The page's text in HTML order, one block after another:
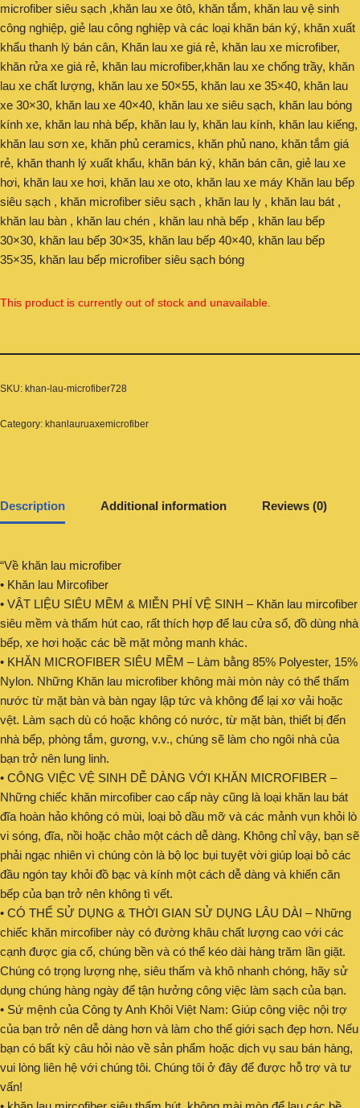
microfiber siêu sạch ,khăn lau xe ôtô, khăn tắm, khăn lau vệ sinh
công nghiệp, giẻ lau công nghiệp và các loại khăn bán ký, khăn xuất
khẩu thanh lý bán cân, Khăn lau xe giá rẻ, khăn lau xe microfiber,
khăn rửa xe giá rẻ, khăn lau microfiber,khăn lau xe chống trầy, khăn
lau xe chất lượng, khăn lau xe 50×55, khăn lau xe 35×40, khăn lau
xe 30×30, khăn lau xe 40×40, khăn lau xe siêu sạch, khăn lau bóng
kính xe, khăn lau nhà bếp, khăn lau ly, khăn lau kính, khăn lau kiếng,
khăn lau sơn xe, khăn phủ ceramics, khăn phủ nano, khăn tắm giá
rẻ, khăn thanh lý xuất khẩu, khăn bán ký, khăn bán cân, giẻ lau xe
hơi, khăn lau xe hơi, khăn lau xe oto, khăn lau xe máy Khăn lau bếp
siêu sạch , khăn microfiber siêu sạch , khăn lau ly , khăn lau bát ,
khăn lau bàn , khăn lau chén , khăn lau nhà bếp , khăn lau bếp
30×30, khăn lau bếp 30×35, khăn lau bếp 40×40, khăn lau bếp
35×35, khăn lau bếp microfiber siêu sạch bóng
This product is currently out of stock and unavailable.
SKU: khan-lau-microfiber728
Category: khanlauruaxemicrofiber
Description Additional information Reviews (0)
“Về khăn lau microfiber
• Khăn lau Mircofiber
• VẬT LIỆU SIÊU MỀM & MIỄN PHÍ VỆ SINH – Khăn lau mircofiber
siêu mềm và thấm hút cao, rất thích hợp để lau cửa sổ, đồ dùng nhà
bếp, xe hơi hoặc các bề mặt mỏng manh khác.
• KHĂN MICROFIBER SIÊU MỀM – Làm bằng 85% Polyester, 15%
Nylon. Những Khăn lau microfiber không mài mòn này có thể thấm
nước từ mặt bàn và bàn ngay lập tức và không để lại xơ vải hoặc
vệt. Làm sạch dù có hoặc không có nước, từ mặt bàn, thiết bị đến
nhà bếp, phòng tắm, gương, v.v., chúng sẽ làm cho ngôi nhà của
bạn trở nên lung linh.
• CÔNG VIỆC VỆ SINH DỄ DÀNG VỚI KHĂN MICROFIBER –
Những chiếc khăn mircofiber cao cấp này cũng là loại khăn lau bát
đĩa hoàn hảo không có mùi, loại bỏ dầu mỡ và các mảnh vụn khỏi lò
vi sóng, đĩa, nồi hoặc chảo một cách dễ dàng. Không chỉ vậy, bạn sẽ
phải ngạc nhiên vì chúng còn là bộ lọc bụi tuyệt vời giúp loại bỏ các
đầu ngón tay khỏi đồ bạc và kính một cách dễ dàng và khiến căn
bếp của bạn trở nên không tì vết.
• CÓ THỂ SỬ DỤNG & THỜI GIAN SỬ DỤNG LÂU DÀI – Những
chiếc khăn mircofiber này có đường khâu chất lượng cao với các
cạnh được gia cố, chúng bền và có thể kéo dài hàng trăm lần giặt.
Chúng có trọng lượng nhẹ, siêu thấm và khô nhanh chóng, hãy sử
dụng chúng hàng ngày để tận hưởng công việc làm sạch của bạn.
• Sứ mệnh của Công ty Anh Khôi Việt Nam: Giúp công việc nội trợ
của bạn trở nên dễ dàng hơn và làm cho thế giới sạch đẹp hơn. Nếu
bạn có bất kỳ câu hỏi nào về sản phẩm hoặc dịch vụ sau bán hàng,
vui lòng liên hệ với chúng tôi. Chúng tôi ở đây để được hỗ trợ và tư
vấn!